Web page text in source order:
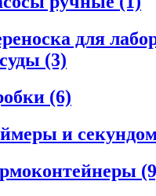
для
(3)
(6)
и